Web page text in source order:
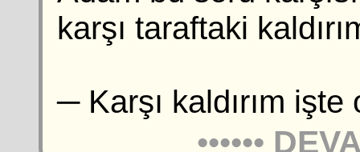
karşı taraftaki
─ Karşı kaldırım işte
••••••